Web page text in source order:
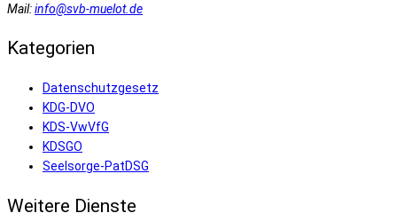
Mail:info@svb-muelot.de
Kategorien
Datenschutzgesetz
KDG-DVO
KDS-VwVfG
KDSGO
Seelsorge-PatDSG
Weitere Dienste